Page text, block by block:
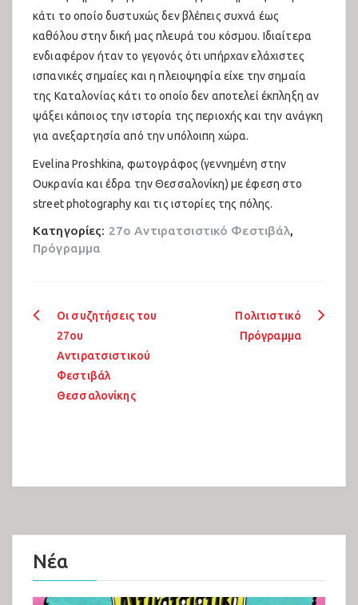
κάτι το οποίο δυστυχώς δεν βλέπεις συχνά έως
καθόλου στην δική μας πλευρά του κόσμου. Ιδιαίτερα
ενδιαφέρον ήταν το γεγονός ότι υπήρχαν ελάχιστες
ισπανικές σημαίες και η πλειοψηφία είχε την σημαία
της Καταλονίας κάτι το οποίο δεν αποτελεί έκπληξη αν
ψάξει κάποιος την ιστορία της περιοχής και την ανάγκη
για ανεξαρτησία από την υπόλοιπη χώρα.
Evelina Proshkina, φωτογράφος (γεννημένη στην
Ουκρανία και έδρα την Θεσσαλονίκη) με έφεση στο
street photography και τις ιστορίες της πόλης.
Κατηγορίες: 27ο Αντιρατσιστικό Φεστιβάλ,
Πρόγραμμα
Πλοήγηση
άρθρων
Οι συζητήσεις του
27ου
Αντιρατσιστικού
Φεστιβάλ
Θεσσαλονίκης
Πολιτιστικό
Πρόγραμμα
Νέα